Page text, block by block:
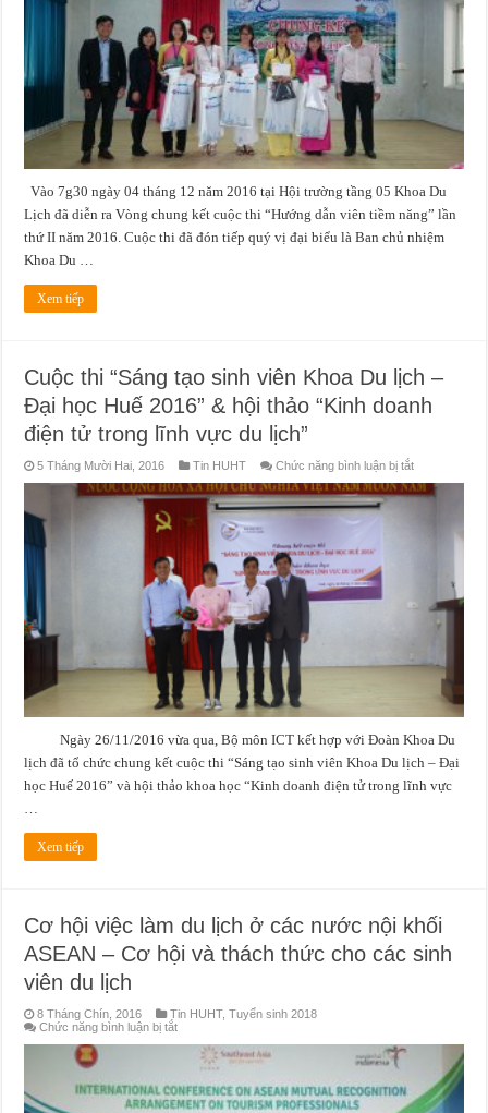
“Hướng
Vào 7g30 ngày 04 tháng 12 năm 2016 tại Hội trường tầng 05 Khoa Du
Lịch đã diễn ra Vòng chung kết cuộc thi “Hướng dẫn viên tiềm năng” lần
thứ II năm 2016. Cuộc thi đã đón tiếp quý vị đại biểu là Ban chủ nhiệm
Khoa Du …
Xem tiếp
Cuộc thi “Sáng tạo sinh viên Khoa Du lịch –
Đại học Huế 2016” & hội thảo “Kinh doanh
điện tử trong lĩnh vực du lịch”
5 Tháng Mười Hai, 2016 Tin HUHT Chức năng bình luận bị tắtở
thi
Đại
tử
lĩnh
vực
du
Ngày 26/11/2016 vừa qua, Bộ môn ICT kết hợp với Đoàn Khoa Du
lịch đã tổ chức chung kết cuộc thi “Sáng tạo sinh viên Khoa Du lịch – Đại
học Huế 2016” và hội thảo khoa học “Kinh doanh điện tử trong lĩnh vực
…
Xem tiếp
Cơ hội việc làm du lịch ở các nước nội khối
ASEAN – Cơ hội và thách thức cho các sinh
viên du lịch
8 Tháng Chín, 2016 Tin HUHT,Tuyển sinh 2018
Chức năng bình luận bị tắtở
du
lịch